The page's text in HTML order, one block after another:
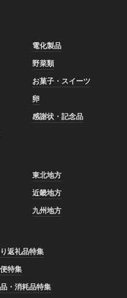
電化製品
野菜類
お菓子・スイーツ
卵
感謝状・記念品
東北地方
近畿地方
九州地方
返礼品特集
特集
・消耗品特集